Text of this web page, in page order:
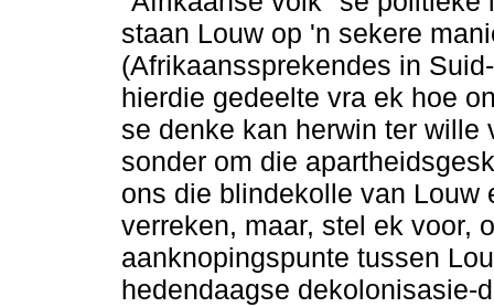
staan Louw op 'n sekere
(Afrikaanssprekendes in
hierdie gedeelte vra ek hoe
se denke kan herwin ter
sonder om die
ons die blindekolle van Louw
verreken, maar, stel ek voor,
aanknopingspunte tussen
hedendaagse dekolonisasie-